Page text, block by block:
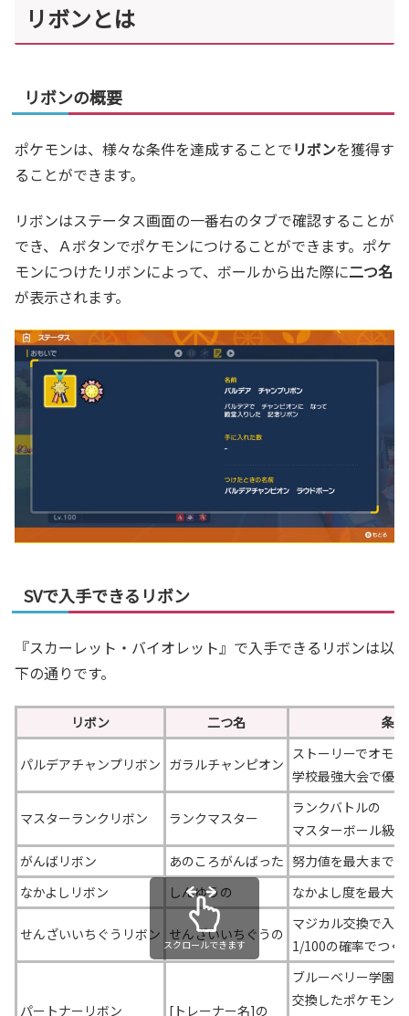
リボンとは
リボンの概要
ポケモンは、様々な条件を達成することでリボンを獲得す
ることができます。
リボンはステータス画面の一番右のタブで確認することが
でき、Ａボタンでポケモンにつけることができます。ポケ
モンにつけたリボンによって、ボールから出た際に二つ名
が表示されます。
SVで入手できるリボン
『スカーレット・バイオレット』で入手できるリボンは以
下の通りです。
リボン 二つ名 条件
パルデアチャンプリボン ガラルチャンピオン
ストーリーでオモ
学校最強大会で優
マスターランクリボン ランクマスター
ランクバトルの
マスターボール級
がんばリボン
あのころがんばった 努力値を最大まで
なかよしリボン
しんゆうの なかよし度を最大
せんざいいちぐうリボン せんざいいちぐうの
マジカル交換で入
1/100の確率でつく
パートナーリボン [トレーナー名]の
ブルーベリー学園
交換したポケモン
スクロールできます